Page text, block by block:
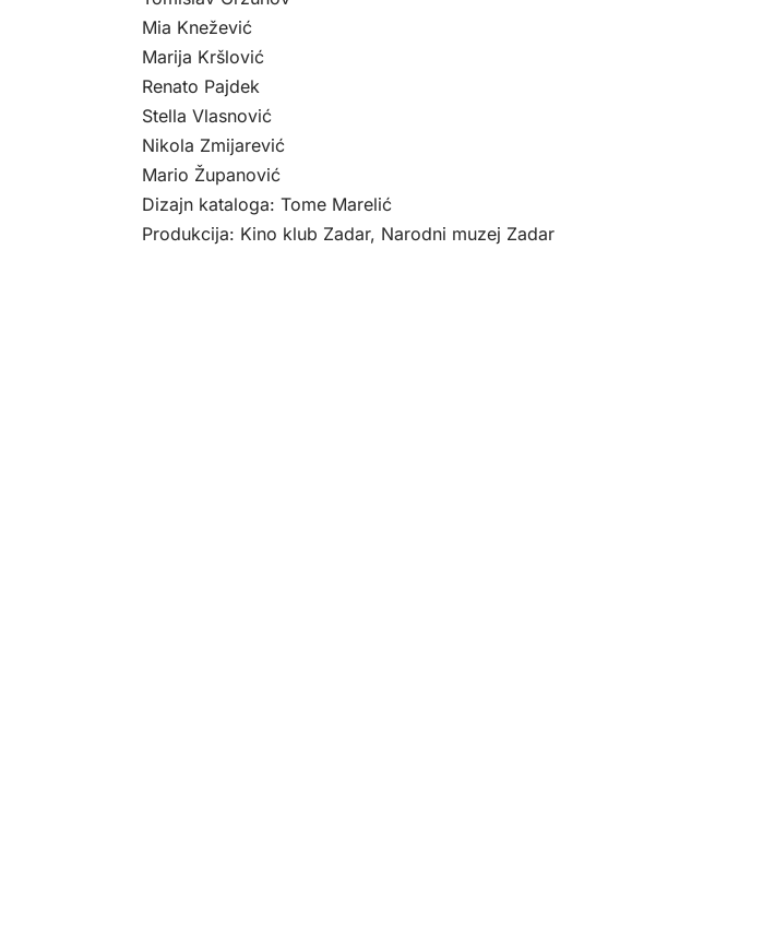
Mia Knežević
Marija Kršlović
Renato Pajdek
Stella Vlasnović
Nikola Zmijarević
Mario Županović
Dizajn kataloga: Tome Marelić
Produkcija: Kino klub Zadar, Narodni muzej Zadar